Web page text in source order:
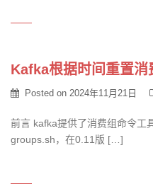
Kafka根据时间重置
Posted on 2024年11月21日
前言 kafka提供了消费组命令工
groups.sh，在0.11版 […]